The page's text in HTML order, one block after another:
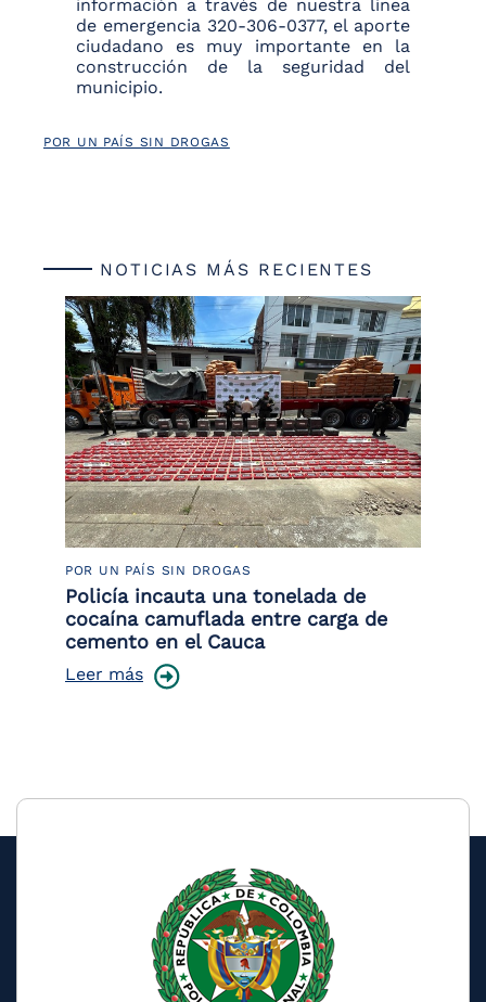
información a través de nuestra línea
de emergencia 320-306-0377, el aporte
ciudadano es muy importante en la
construcción de la seguridad del
municipio.
POR UN PAÍS SIN DROGAS
NOTICIAS MÁS RECIENTES
POR UN PAÍS SIN DROGAS
Policía incauta una tonelada de
cocaína camuflada entre carga de
cemento en el Cauca
Leer más